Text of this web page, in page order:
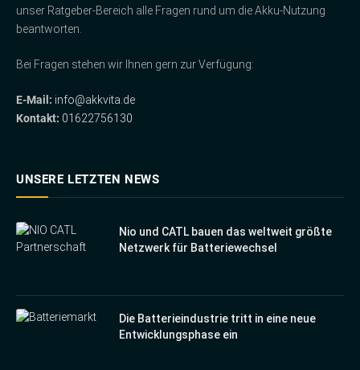
unser Ratgeber-Bereich alle Fragen rund um die Akku-Nutzung
beantworten.
Bei Fragen stehen wir Ihnen gern zur Verfügung:
E-Mail: info@akkvita.de
Kontakt: 01622756130
UNSERE LETZTEN NEWS
Nio und CATL bauen das weltweit größte
Netzwerk für Batteriewechsel
Die Batterieindustrie tritt in eine neue
Entwicklungsphase ein